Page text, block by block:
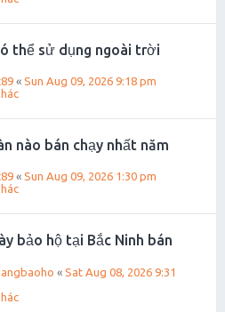
thể sử dụng ngoài trời
« Sun Aug 09, 2026 9:18 pm
nào bán chạy nhất năm
« Sun Aug 09, 2026 1:30 pm
bảo hộ tại Bắc Ninh bán
« Sat Aug 08, 2026 9:31